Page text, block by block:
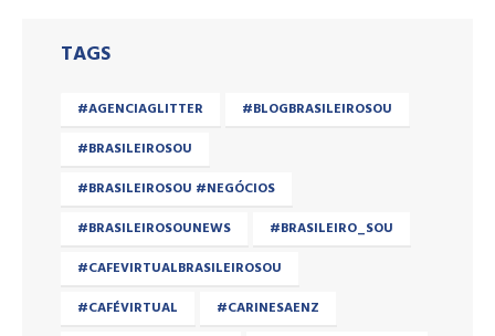
TAGS
#AGENCIAGLITTER
#BLOGBRASILEIROSOU
#BRASILEIROSOU
#BRASILEIROSOU #NEGÓCIOS
#BRASILEIROSOUNEWS
#BRASILEIRO_SOU
#CAFEVIRTUALBRASILEIROSOU
#CAFÉVIRTUAL
#CARINESAENZ